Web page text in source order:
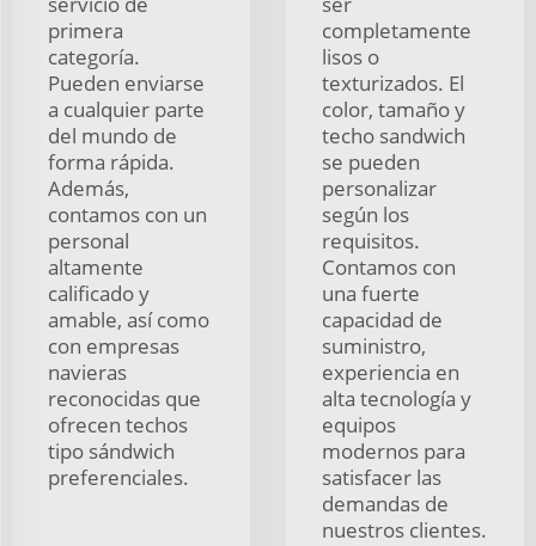
primera
categoría.
Pueden enviarse
a cualquier parte
del mundo de
forma rápida.
Además,
contamos con un
personal
altamente
calificado y
amable, así como
con empresas
navieras
reconocidas que
ofrecen techos
tipo sándwich
preferenciales.
completamente
lisos o
texturizados. El
color, tamaño y
techo sandwich
se pueden
personalizar
según los
requisitos.
Contamos con
una fuerte
capacidad de
suministro,
experiencia en
alta tecnología y
equipos
modernos para
satisfacer las
demandas de
nuestros clientes.